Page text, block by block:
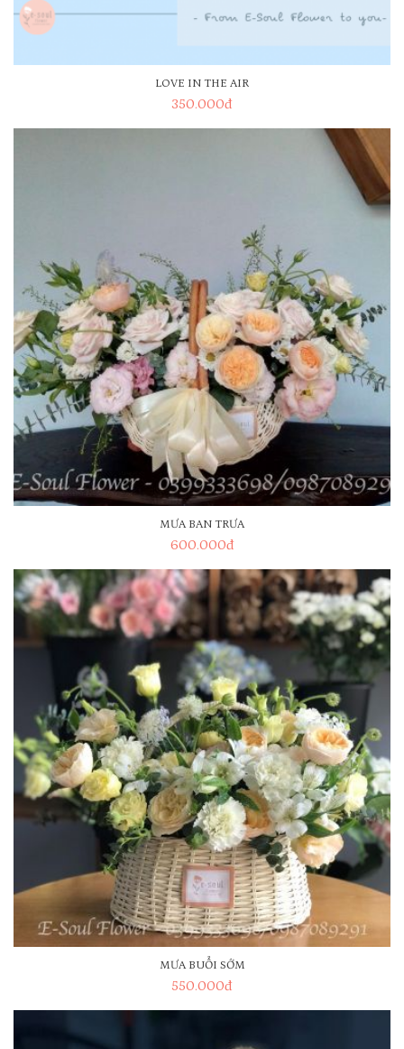
LOVE IN THE AIR
350.000đ
MƯA BAN TRƯA
600.000đ
MƯA BUỔI SỚM
550.000đ